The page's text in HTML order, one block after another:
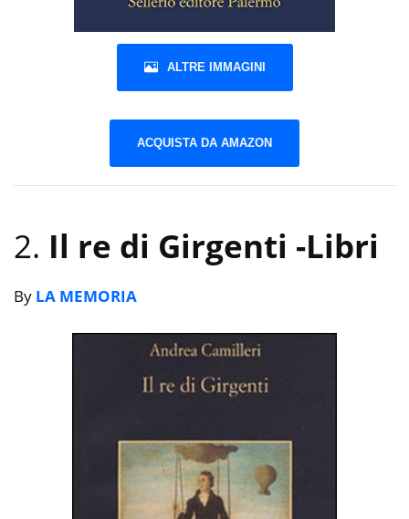
ALTRE IMMAGINI
ACQUISTA DA AMAZON
2. Il re di Girgenti -Libri
By LA MEMORIA